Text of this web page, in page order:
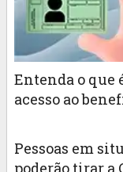
Entenda o que
acesso ao
Pessoas em
poderão tirar a